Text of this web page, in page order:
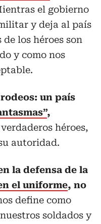
el gobierno
y deja al país
los héroes son
y como nos
un país
,
héroes,
autoridad.
la defensa de la
el uniforme, no
define como
soldados y